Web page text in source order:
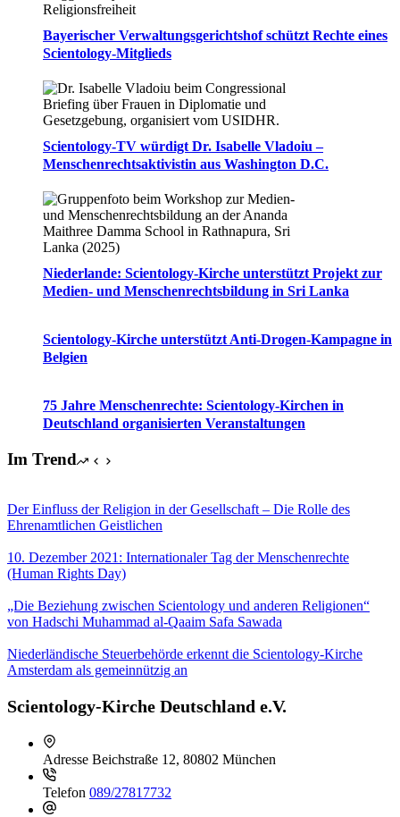
Bayerischer Verwaltungsgerichtshof schützt Rechte eines
Scientology-Mitglieds
Scientology-TV würdigt Dr. Isabelle Vladoiu –
Menschenrechtsaktivistin aus Washington D.C.
Niederlande: Scientology-Kirche unterstützt Projekt zur
Medien- und Menschenrechtsbildung in Sri Lanka
Scientology-Kirche unterstützt Anti-Drogen-Kampagne in
Belgien
75 Jahre Menschenrechte: Scientology-Kirchen in
Deutschland organisierten Veranstaltungen
Im Trend
Der Einfluss der Religion in der Gesellschaft – Die Rolle des
Ehrenamtlichen Geistlichen
10. Dezember 2021: Internationaler Tag der Menschenrechte
(Human Rights Day)
„Die Beziehung zwischen Scientology und anderen Religionen“
von Hadschi Muhammad al-Qaaim Safa Sawada
Niederländische Steuerbehörde erkennt die Scientology-Kirche
Amsterdam als gemeinnützig an
Scientology-Kirche Deutschland e.V.
Adresse Beichstraße 12, 80802 München
Telefon 089/27817732